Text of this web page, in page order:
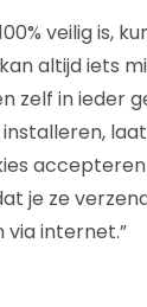
veilig is,
altijd iets
zelf in ieder
je ze
via internet.”